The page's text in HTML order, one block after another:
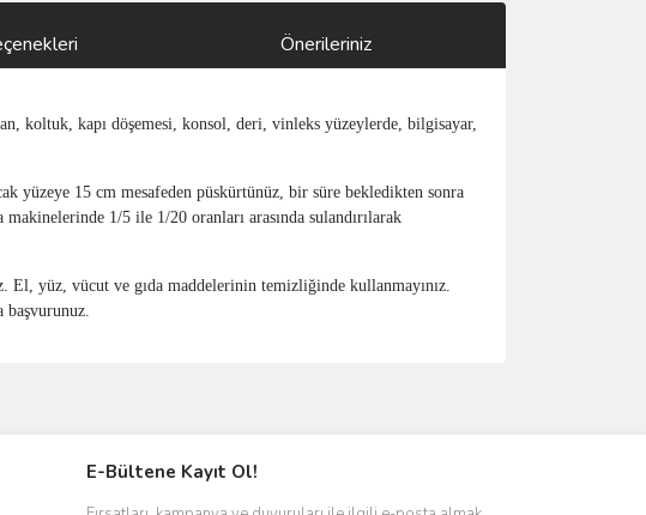
Önerileriniz
koltuk, kapı döşemesi, konsol, deri, vinleks yüzeylerde, bilgisayar,
yüzeye 15 cm mesafeden püskürtünüz, bir süre bekledikten sonra
1/5 ile 1/20 oranları arasında sulandırılarak
El, yüz, vücut ve gıda maddelerinin temizliğinde kullanmayınız.
E-Bültene Kayıt Ol!